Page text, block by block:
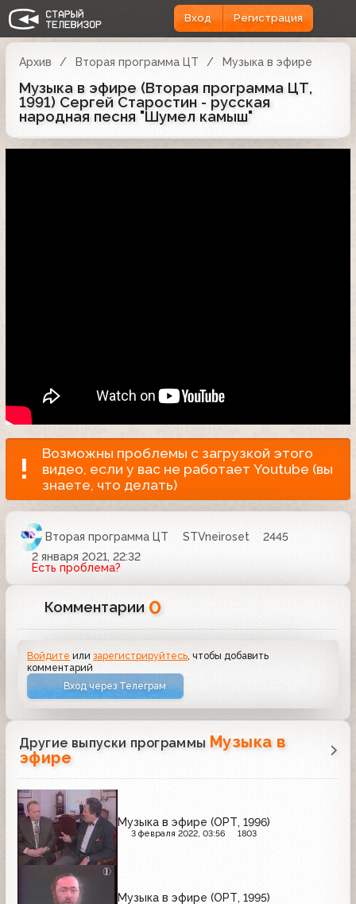
Вход Регистрация
Архив Вторая программа ЦТ Музыка в эфире
Музыка в эфире (Вторая программа ЦТ,
1991) Сергей Старостин - русская
народная песня "Шумел камыш"
Возможны проблемы с загрузкой этого
видео, если у вас не работает Youtube (вы
знаете, что делать)
Вторая программа ЦТ STVneiroset
2445
2 января 2021, 22:32
Есть проблема?
Комментарии 0
Войдите илизарегистрируйтесь , чтобы добавить
комментарий
Вход через Телеграм
Другие выпуски программы Музыка в
эфире
Музыка в эфире (ОРТ, 1996)
3 февраля 2022, 03:56 1803
Музыка в эфире (ОРТ, 1995)